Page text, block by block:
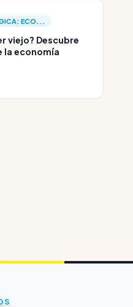
ECO...
viejo? Descubre
la economía